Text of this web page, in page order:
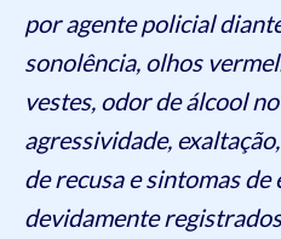
por agente policial
sonolência, olhos
vestes, odor de álcool
agressividade,
de recusa e sintomas de
devidamente